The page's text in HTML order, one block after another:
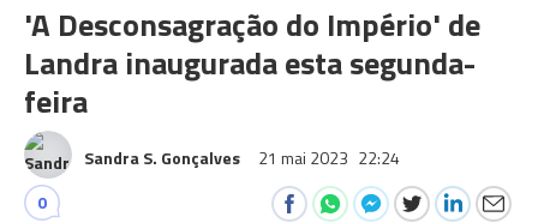
'A Desconsagração do Império' de
Landra inaugurada esta segunda-
feira
Sandra S. Gonçalves 21 mai 2023 22:24
0